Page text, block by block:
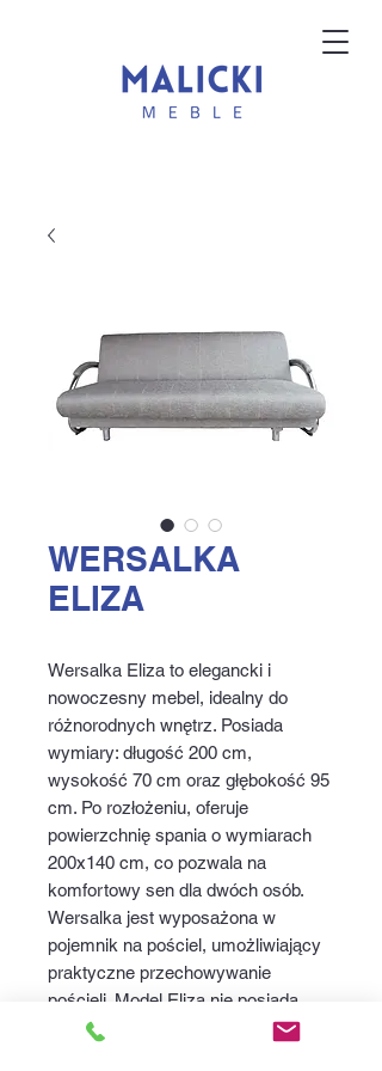
WERSALKA
ELIZA
Wersalka Eliza to elegancki i
nowoczesny mebel, idealny do
różnorodnych wnętrz. Posiada
wymiary: długość 200 cm,
wysokość 70 cm oraz głębokość 95
cm. Po rozłożeniu, oferuje
powierzchnię spania o wymiarach
200x140 cm, co pozwala na
komfortowy sen dla dwóch osób.
Wersalka jest wyposażona w
pojemnik na pościel, umożliwiający
praktyczne przechowywanie
pościeli. Model Eliza nie posiada
automatu wspomagającego